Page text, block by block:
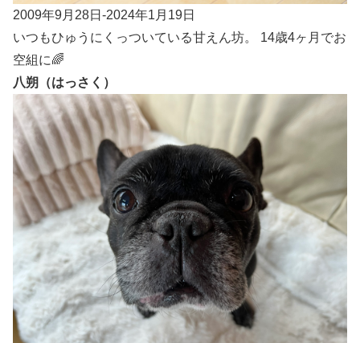
2009年9月28日-2024年1月19日
いつもひゅうにくっついている甘えん坊。 14歳4ヶ月でお
空組に🌈
八朔（はっさく）